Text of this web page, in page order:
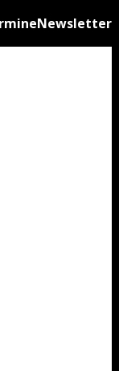
Newsletter